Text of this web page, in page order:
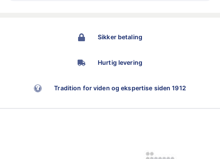
Sikker betaling
Hurtig levering
Tradition for viden og ekspertise siden 1912